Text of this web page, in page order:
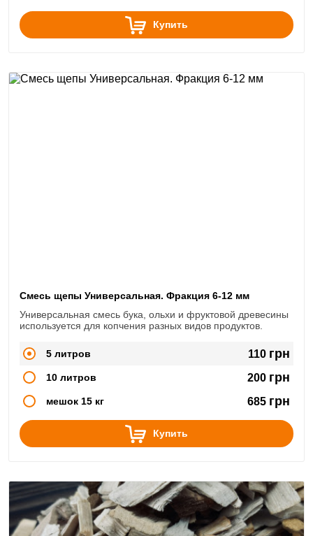
Купить
Смесь щепы Универсальная. Фракция 6-12 мм
Универсальная смесь бука, ольхи и фруктовой древесины
используется для копчения разных видов продуктов.
5 литров 110 грн
10 литров 200 грн
мешок 15 кг 685 грн
Купить